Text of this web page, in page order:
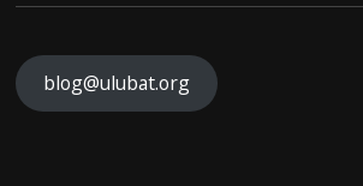
blog@ulubat.org